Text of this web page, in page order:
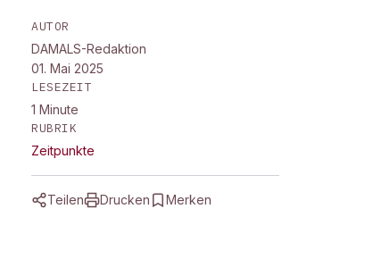
AUTOR
DAMALS-Redaktion
01. Mai 2025
LESEZEIT
1 Minute
RUBRIK
Zeitpunkte
Teilen Drucken Merken